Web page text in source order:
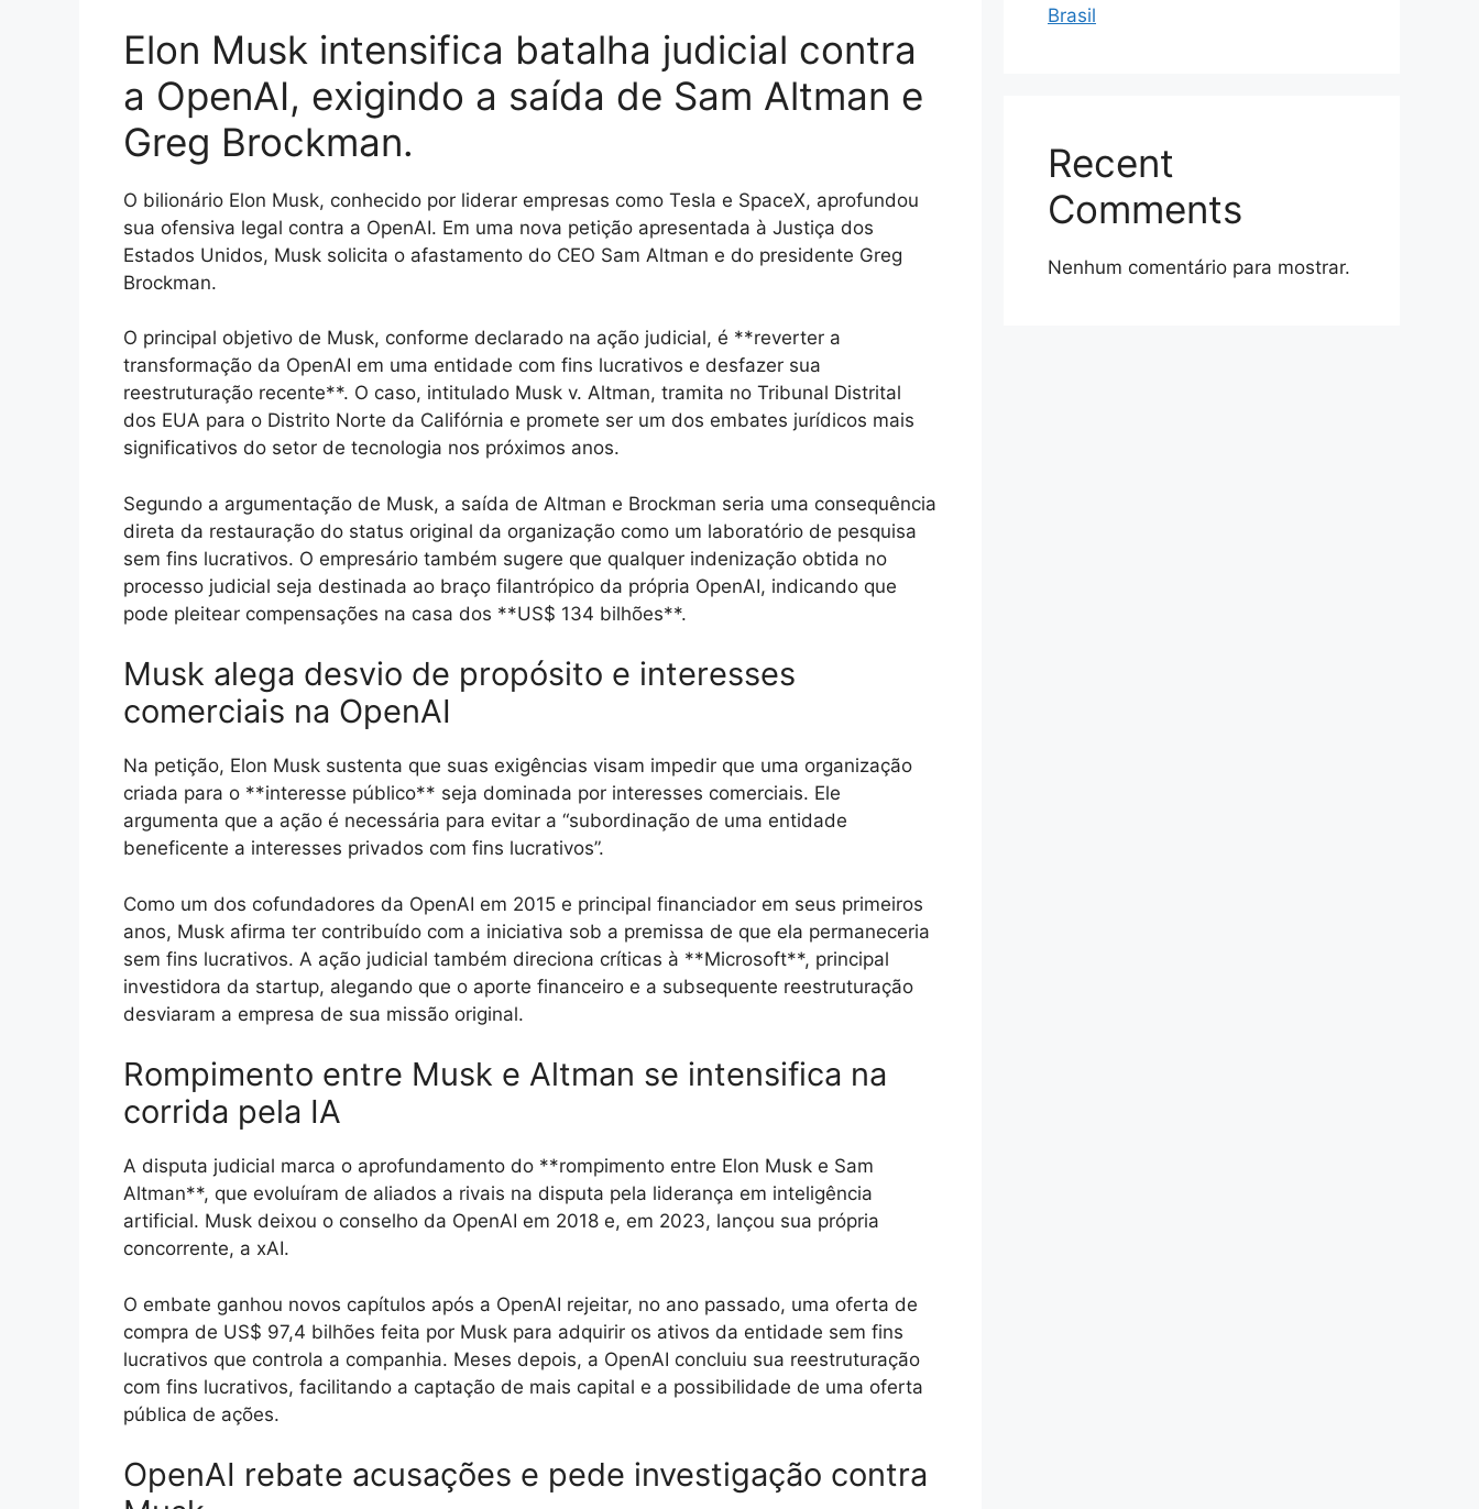
Elon Musk intensifica batalha judicial contra
a OpenAI, exigindo a saída de Sam Altman e
Greg Brockman.
O bilionário Elon Musk, conhecido por liderar empresas como Tesla e SpaceX, aprofundou
sua ofensiva legal contra a OpenAI. Em uma nova petição apresentada à Justiça dos
Estados Unidos, Musk solicita o afastamento do CEO Sam Altman e do presidente Greg
Brockman.
O principal objetivo de Musk, conforme declarado na ação judicial, é **reverter a
transformação da OpenAI em uma entidade com fins lucrativos e desfazer sua
reestruturação recente**. O caso, intitulado Musk v. Altman, tramita no Tribunal Distrital
dos EUA para o Distrito Norte da Califórnia e promete ser um dos embates jurídicos mais
significativos do setor de tecnologia nos próximos anos.
Segundo a argumentação de Musk, a saída de Altman e Brockman seria uma consequência
direta da restauração do status original da organização como um laboratório de pesquisa
sem fins lucrativos. O empresário também sugere que qualquer indenização obtida no
processo judicial seja destinada ao braço filantrópico da própria OpenAI, indicando que
pode pleitear compensações na casa dos **US$ 134 bilhões**.
Musk alega desvio de propósito e interesses
comerciais na OpenAI
Na petição, Elon Musk sustenta que suas exigências visam impedir que uma organização
criada para o **interesse público** seja dominada por interesses comerciais. Ele
argumenta que a ação é necessária para evitar a “subordinação de uma entidade
beneficente a interesses privados com fins lucrativos”.
Como um dos cofundadores da OpenAI em 2015 e principal financiador em seus primeiros
anos, Musk afirma ter contribuído com a iniciativa sob a premissa de que ela permaneceria
sem fins lucrativos. A ação judicial também direciona críticas à **Microsoft**, principal
investidora da startup, alegando que o aporte financeiro e a subsequente reestruturação
desviaram a empresa de sua missão original.
Rompimento entre Musk e Altman se intensifica na
corrida pela IA
A disputa judicial marca o aprofundamento do **rompimento entre Elon Musk e Sam
Altman**, que evoluíram de aliados a rivais na disputa pela liderança em inteligência
artificial. Musk deixou o conselho da OpenAI em 2018 e, em 2023, lançou sua própria
concorrente, a xAI.
O embate ganhou novos capítulos após a OpenAI rejeitar, no ano passado, uma oferta de
compra de US$ 97,4 bilhões feita por Musk para adquirir os ativos da entidade sem fins
lucrativos que controla a companhia. Meses depois, a OpenAI concluiu sua reestruturação
com fins lucrativos, facilitando a captação de mais capital e a possibilidade de uma oferta
pública de ações.
OpenAI rebate acusações e pede investigação contra
Brasil
Recent
Comments
Nenhum comentário para mostrar.